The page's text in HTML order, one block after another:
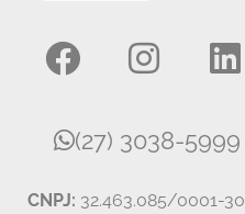
(27) 3038-5999
CNPJ: 32.463.085/0001-30